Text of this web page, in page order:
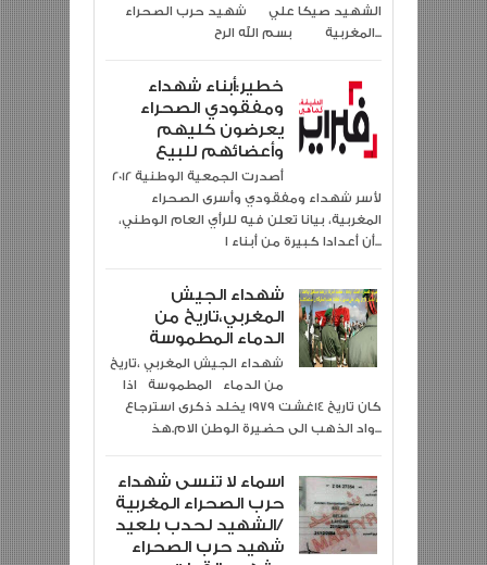
الشهيد صيكا علي شهيد حرب الصحراء
المغربية بسم الله الرح...
خطير:أبناء شهداء
ومفقودي الصحراء
يعرضون كليهم
وأعضائهم للبيع
2012 أصدرت الجمعية الوطنية
لأسر شهداء ومفقودي وأسرى الصحراء
المغربية، بيانا تعلن فيه للرأي العام الوطني،
أن أعدادا كبيرة من أبناء ا...
شهداء الجيش
المغربي،تاريخ من
الدماء المطموسة
شهداء الجيش المغربي ،تاريخ
من الدماء المطموسة اذا
كان تاريخ 14غشت 1979 يخلد ذكرى استرجاع
واد الذهب الى حضيرة الوطن الام.هذ...
اسماء لا تنسى شهداء
حرب الصحراء المغربية
/الشهيد لحدب بلعيد
شهيد حرب الصحراء